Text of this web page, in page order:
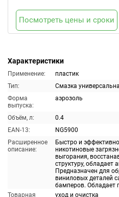
Характеристики
Применение:
пластик
Тип:
Смазка
Форма
выпуска:
аэрозоль
Объём, л:
0.4
EAN-13:
NG5900
Расширенное
описание:
Быстро и
никотиновые
выгорания,
структуру, обладает
Предназначен для
виниловых деталей
бамперов. Обладает
Товарная
уход и очистка
Посмотреть цены и сроки